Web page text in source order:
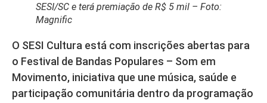
SESI/SC e terá premiação de R$ 5 mil – Foto:
Magnific
O SESI Cultura está com inscrições abertas para
o Festival de Bandas Populares – Som em
Movimento, iniciativa que une música, saúde e
participação comunitária dentro da programação